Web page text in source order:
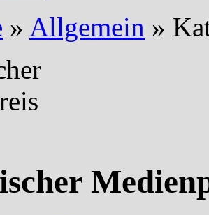
» Allgemein »